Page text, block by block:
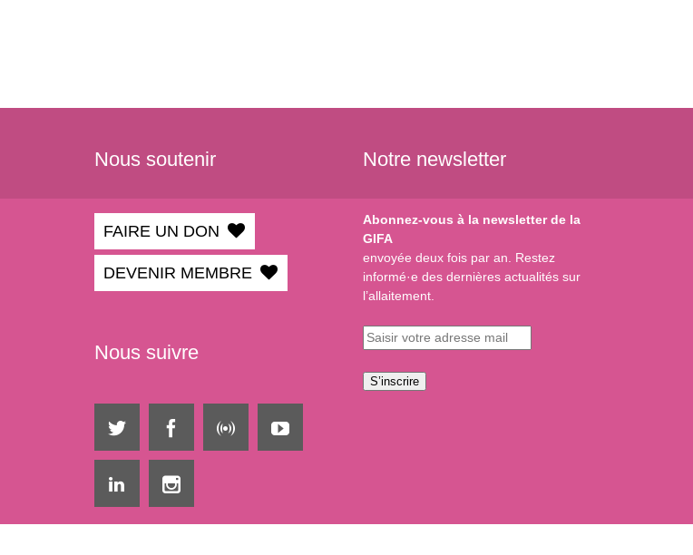
Nous soutenir
FAIRE UN DON
DEVENIR MEMBRE
Nous suivre
Notre newsletter
Abonnez-vous à la newsletter de la
GIFA
envoyée deux fois par an. Restez
informé·e des dernières actualités sur
l’allaitement.
S’inscrire